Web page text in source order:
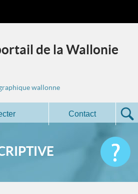
de la Wallonie
wallonne
Contact